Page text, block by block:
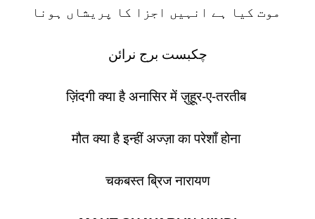
چکبست برج نرائن
ज़िंदगी क्या है अनासिर में ज़ुहूर-ए-तरतीब
मौत क्या है इन्हीं अज्ज़ा का परेशाँ होना
चकबस्त ब्रिज नारायण